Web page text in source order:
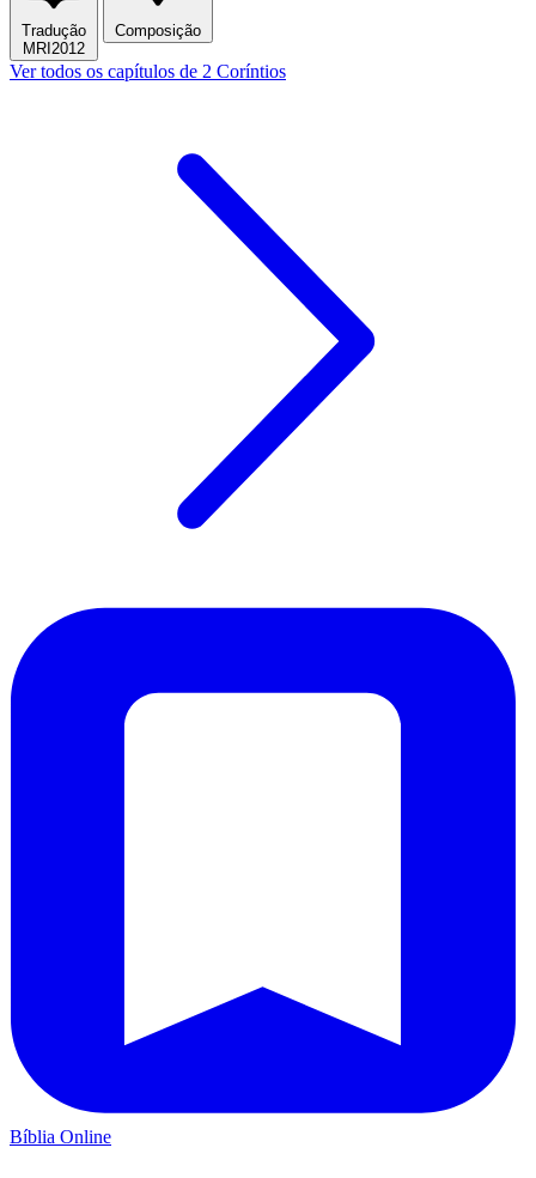
Tradução
MRI2012
Composição
Ver todos os capítulos de 2 Coríntios
Bíblia Online